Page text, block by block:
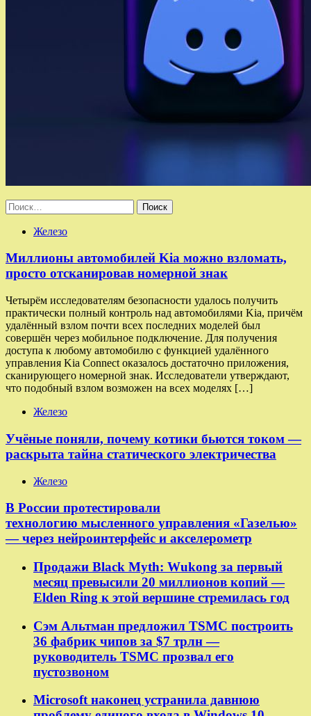
Найти:
Железо
Миллионы автомобилей Kia можно взломать,
просто отсканировав номерной знак
Четырём исследователям безопасности удалось получить
практически полный контроль над автомобилями Kia, причём
удалённый взлом почти всех последних моделей был
совершён через мобильное подключение. Для получения
доступа к любому автомобилю с функцией удалённого
управления Kia Connect оказалось достаточно приложения,
сканирующего номерной знак. Исследователи утверждают,
что подобный взлом возможен на всех моделях […]
Железо
Учёные поняли, почему котики бьются током —
раскрыта тайна статического электричества
Железо
В России протестировали
технологию мысленного управления «Газелью»
— через нейроинтерфейс и акселерометр
Продажи Black Myth: Wukong за первый
месяц превысили 20 миллионов копий —
Elden Ring к этой вершине стремилась год
Сэм Альтман предложил TSMC построить
36 фабрик чипов за $7 трлн —
руководитель TSMC прозвал его
пустозвоном
Microsoft наконец устранила давнюю